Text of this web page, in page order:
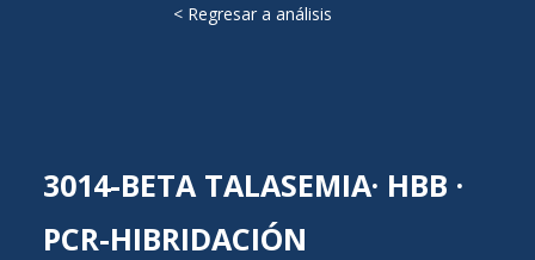
< Regresar a análisis
3014-BETA TALASEMIA· HBB ·
PCR-HIBRIDACIÓN